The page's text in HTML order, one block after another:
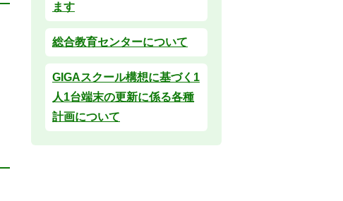
ます
総合教育センターについて
GIGAスクール構想に基づく1
人1台端末の更新に係る各種
計画について